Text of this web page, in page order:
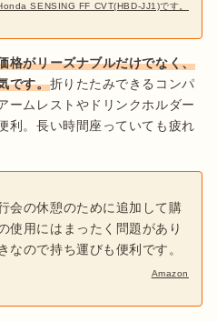
SENSING FF CVT(HBD-JJ1)です。
格がリーズナブルだけでなく、
です。折りたたみできるコンパ
ームレストやドリンクホルダー
利。長い時間座っていても疲れ
会の休憩のために追加して購
使用にはまったく問題があり
なので持ち運びも便利です。
Amazon